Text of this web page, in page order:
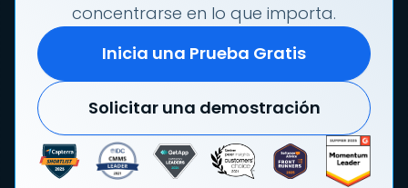
concentrarse en lo que importa.
Inicia una Prueba Gratis
Solicitar una demostración